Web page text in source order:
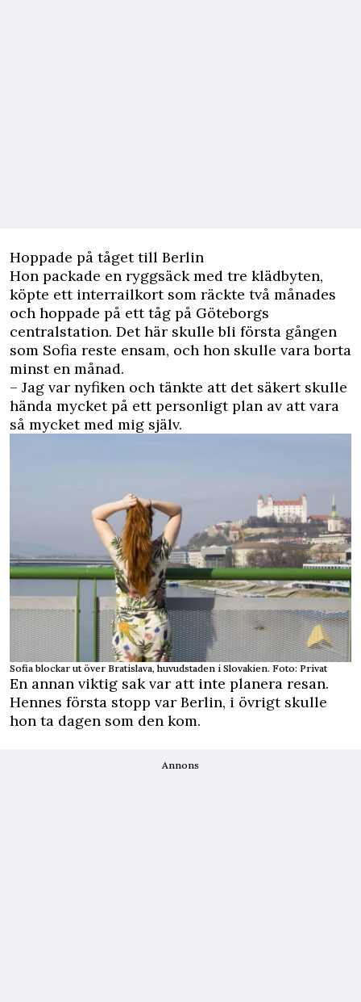
Hoppade på tåget till Berlin
Hon packade en ryggsäck med tre klädbyten,
köpte ett interrailkort som räckte två månades
och hoppade på ett tåg på Göteborgs
centralstation. Det här skulle bli första gången
som Sofia reste ensam, och hon skulle vara borta
minst en månad.
– Jag var nyfiken och tänkte att det säkert skulle
hända mycket på ett personligt plan av att vara
så mycket med mig själv.
Sofia blockar ut över Bratislava, huvudstaden i Slovakien. Foto: Privat
En annan viktig sak var att inte planera resan.
Hennes första stopp var Berlin, i övrigt skulle
hon ta dagen som den kom.
Annons